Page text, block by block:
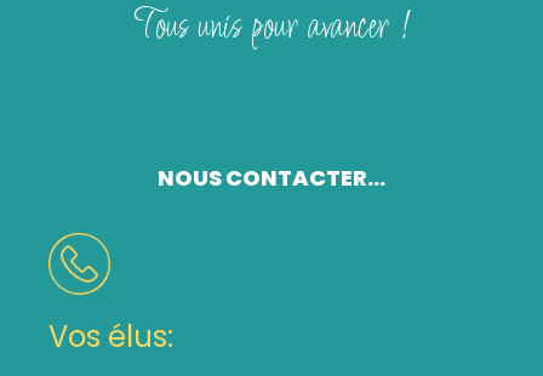
Tous unis pour avancer !
NOUS CONTACTER...
Vos élus: